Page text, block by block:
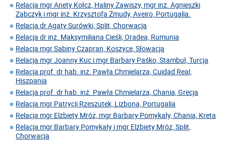
Relacja mgr Anety Kołcz, Haliny Zawiszy, mgr inż. Agnieszki
Ząbczyk i mgr inż. Krzysztofa Żmudy, Aveiro, Portugalia.
Relacja dr Agaty Surówki, Split, Chorwacja
Relacja dr inż. Maksymiliana Cieśli, Oradea, Rumunia
Relacja mgr Sabiny Czapran, Koszyce, Słowacja
Relacja mgr Joanny Kuc i mgr Barbary Paśko, Stambuł, Turcja
Relacja prof. dr hab. inż. Pawła Chmielarza, Cuidad Real,
Hiszpania
Relacja prof. dr hab. inż. Pawła Chmielarza, Chania, Grecja
Relacja mgr Patrycji Rzeszutek, Lizbona, Portugalia
Relacja mgr Elżbiety Mróz, mgr Barbary Pomykały, Chania, Kreta
Relacja mgr Barbary Pomykały i mgr Elżbiety Mróz, Split,
Chorwacja